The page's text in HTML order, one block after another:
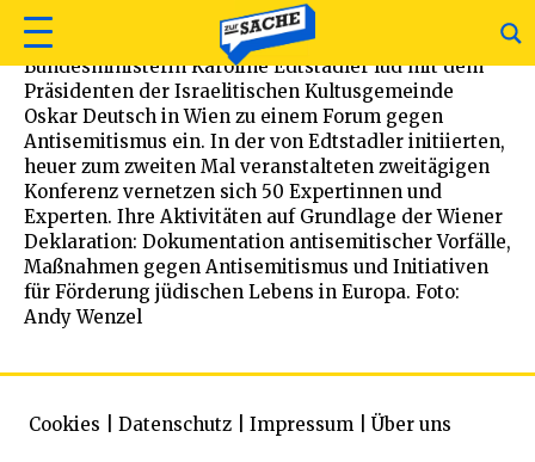
Bundesministerin Karoline Edtstadler lud mit dem
Präsidenten der Israelitischen Kultusgemeinde
Oskar Deutsch in Wien zu einem Forum gegen
Antisemitismus ein. In der von Edtstadler initiierten,
heuer zum zweiten Mal veranstalteten zweitägigen
Konferenz vernetzen sich 50 Expertinnen und
Experten. Ihre Aktivitäten auf Grundlage der Wiener
Deklaration: Dokumentation antisemitischer Vorfälle,
Maßnahmen gegen Antisemitismus und Initiativen
für Förderung jüdischen Lebens in Europa. Foto:
Andy Wenzel
Cookies Datenschutz Impressum Über uns